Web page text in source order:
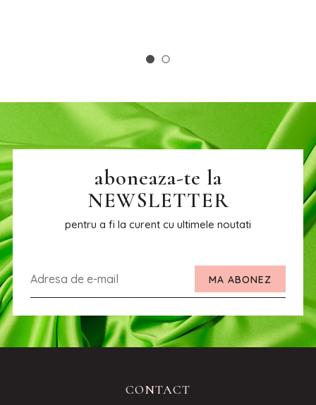
aboneaza-te la
NEWSLETTER
pentru a fi la curent cu ultimele noutati
MA ABONEZ
CONTACT